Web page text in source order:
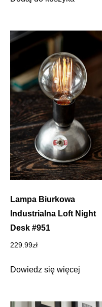
Lampa Biurkowa
Industrialna Loft Night
Desk #951
229.99zł
Dowiedz się więcej